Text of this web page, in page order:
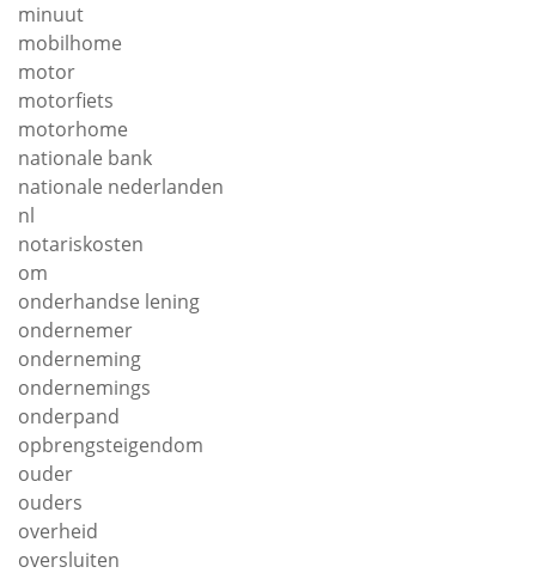
minuut
mobilhome
motor
motorfiets
motorhome
nationale bank
nationale nederlanden
nl
notariskosten
om
onderhandse lening
ondernemer
onderneming
ondernemings
onderpand
opbrengsteigendom
ouder
ouders
overheid
oversluiten